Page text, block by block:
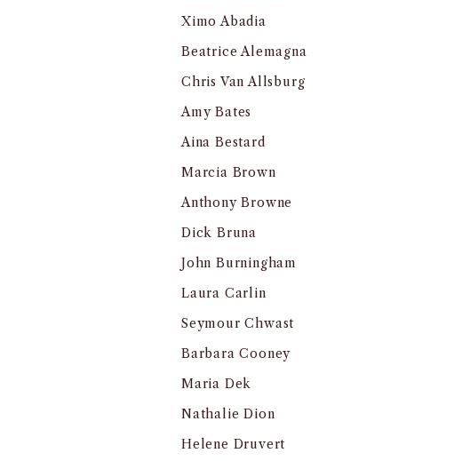
Ximo Abadia
Beatrice Alemagna
Chris Van Allsburg
Amy Bates
Aina Bestard
Marcia Brown
Anthony Browne
Dick Bruna
John Burningham
Laura Carlin
Seymour Chwast
Barbara Cooney
Maria Dek
Nathalie Dion
Helene Druvert